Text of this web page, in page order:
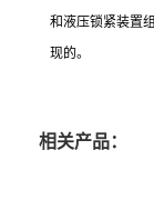
和液压锁紧装置
现的。
相关产品：